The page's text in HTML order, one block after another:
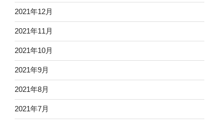
2021年12月
2021年11月
2021年10月
2021年9月
2021年8月
2021年7月